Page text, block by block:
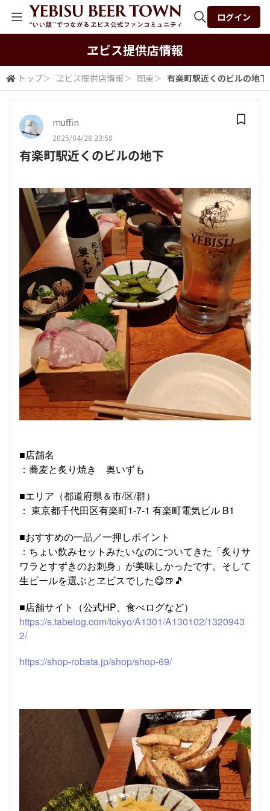
検索
ログイン
ヱビス提供店情報
トップ＞ ヱビス提供店情報＞ 関東＞ 有楽町駅近くのビルの地下
muffin
2025/04/28 23:58
有楽町駅近くのビルの地下
■店舗名
：蕎麦と炙り焼き 奥いずも
■エリア（都道府県＆市/区/群）
： 東京都千代田区有楽町1-7-1 有楽町電気ビル B1
■おすすめの一品／一押しポイント
：ちょい飲みセットみたいなのについてきた「炙りサ
ワラとすずきのお刺身」が美味しかったです。そして
生ビールを選ぶとヱビスでした😋🍺🎵
■店舗サイト（公式HP、食べログなど）​
https://s.tabelog.com/tokyo/A1301/A130102/1320943
2/
https://shop-robata.jp/shop/shop-69/